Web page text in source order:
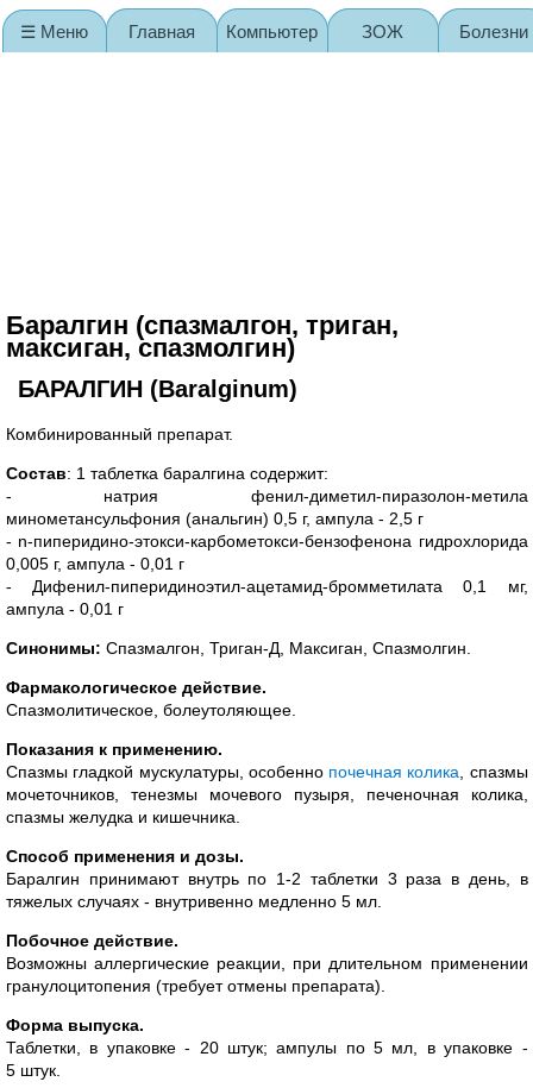
Баралгин (спазмалгон, триган,
максиган, спазмолгин)
БАРАЛГИН (Baralginum)
Комбинированный препарат.
Состав: 1 таблетка баралгина содержит:
- натрия фенил-диметил-пиразолон-метила
минометансульфония (анальгин) 0,5 г, ампула - 2,5 г
- n-пиперидино-этокси-карбометокси-бензофенона гидрохлорида
0,005 г, ампула - 0,01 г
- Дифенил-пиперидиноэтил-ацетамид-бромметилата 0,1 мг,
ампула - 0,01 г
Синонимы: Спазмалгон, Триган-Д, Максиган, Спазмолгин.
Фармакологическое действие.
Спазмолитическое, болеутоляющее.
Показания к применению.
Спазмы гладкой мускулатуры, особенно почечная колика , спазмы
мочеточников, тенезмы мочевого пузыря, печеночная колика,
спазмы желудка и кишечника.
Способ применения и дозы.
Баралгин принимают внутрь по 1-2 таблетки 3 раза в день, в
тяжелых случаях - внутривенно медленно 5 мл.
Побочное действие.
Возможны аллергические реакции, при длительном применении
гранулоцитопения (требует отмены препарата).
Форма выпуска.
Таблетки, в упаковке - 20 штук; ампулы по 5 мл, в упаковке -
5 штук.
☰ Меню Главная Компьютер ЗОЖ Болезни